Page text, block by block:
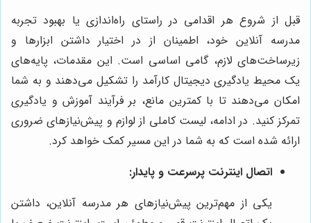
قبل از شروع هر اقدامی در راستای راه‌اندازی یا بهبود تجربه
مدرسه آنلاین خود، اطمینان از در اختیار داشتن ابزارها و
زیرساخت‌های لازم، گامی اساسی است. این مقدمات، پایه‌های
یک محیط یادگیری دیجیتال کارآمد را تشکیل می‌دهند و به شما
امکان می‌دهند تا با کمترین مانع، بر فرآیند آموزش و یادگیری
تمرکز کنید. در ادامه، لیست کاملی از لوازم و پیش‌نیازهای ضروری
ارائه شده است که به شما در این مسیر کمک خواهد کرد.
اتصال اینترنت پرسرعت و پایدار:
یکی از مهم‌ترین پیش‌نیازهای هر مدرسه آنلاین، داشتن